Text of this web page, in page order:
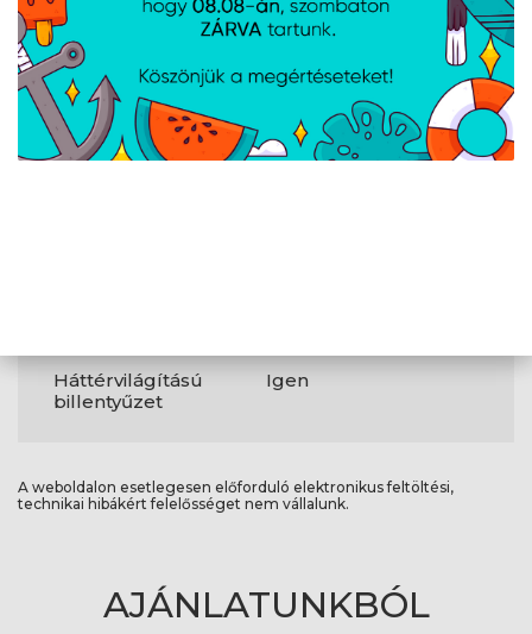
WLAN
802.11ax
Bluetooth
Igen
Webkamera
Háttérvilágítású
billentyűzet
Igen
A weboldalon esetlegesen előforduló elektronikus feltöltési,
technikai hibákért felelősséget nem vállalunk.
AJÁNLATUNKBÓL